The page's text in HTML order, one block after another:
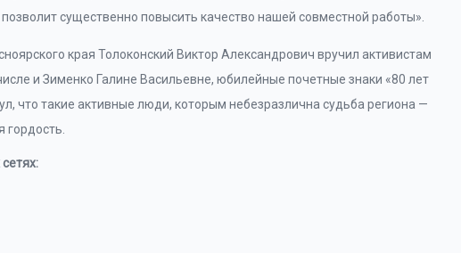
существенно повысить качество нашей совместной работы».
края Толоконский Виктор Александрович вручил активистам
и Зименко Галине Васильевне, юбилейные почетные знаки «80 лет
что такие активные люди, которым небезразлична судьба региона —
гордость.